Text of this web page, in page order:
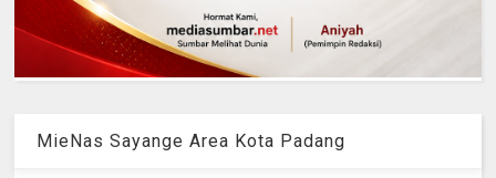
MieNas Sayange Area Kota Padang